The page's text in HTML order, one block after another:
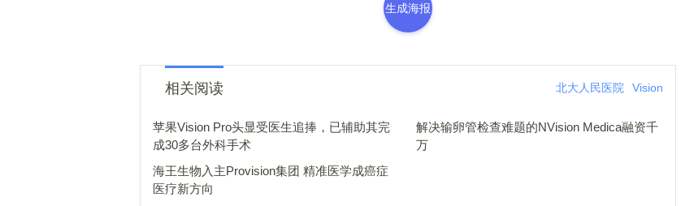
生成海报
相关阅读 北大人民医院 Vision
苹果Vision Pro头显受医生追捧，已辅助其完
成30多台外科手术
解决输卵管检查难题的NVision Medica融资千
万
海王生物入主Provision集团 精准医学成癌症
医疗新方向